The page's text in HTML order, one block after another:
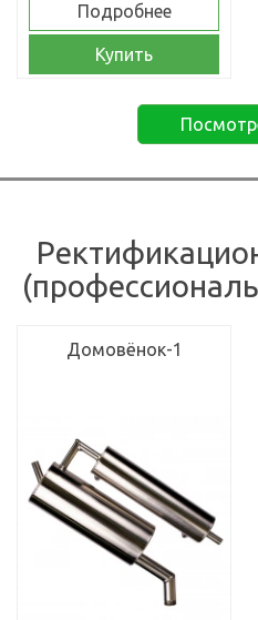
Подробнее
Купить
Домовёнок-1